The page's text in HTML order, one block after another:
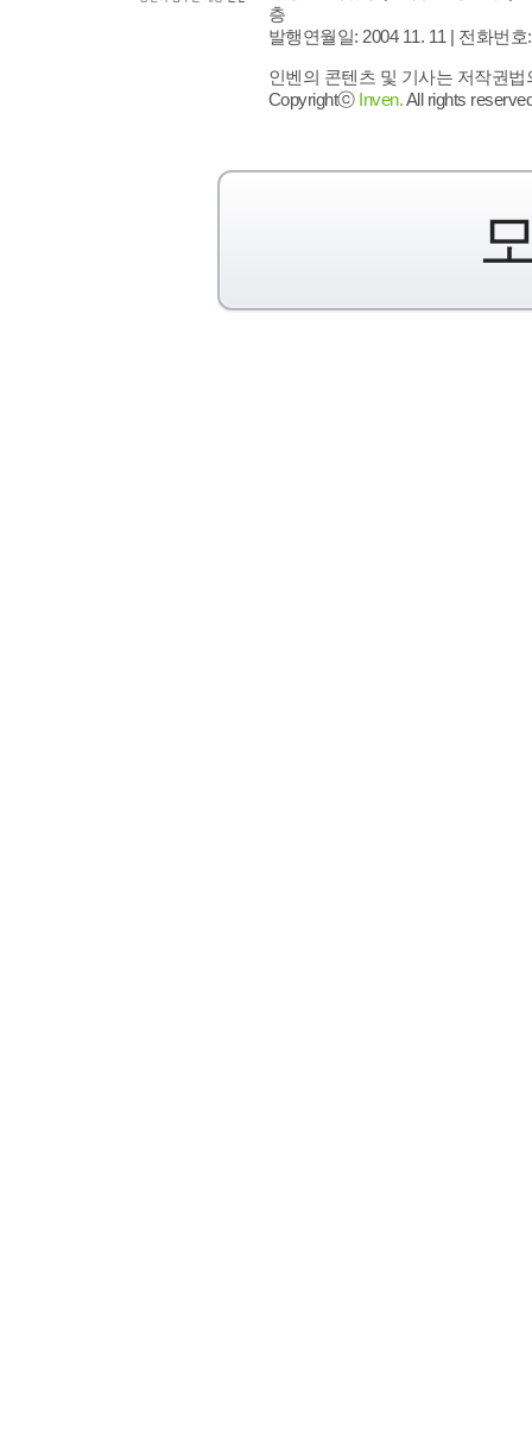
층
발행연월일: 2004 11. 11 | 전화번호
인벤의 콘텐츠 및 기사는 저작권
Copyrightⓒ Inven.All rights